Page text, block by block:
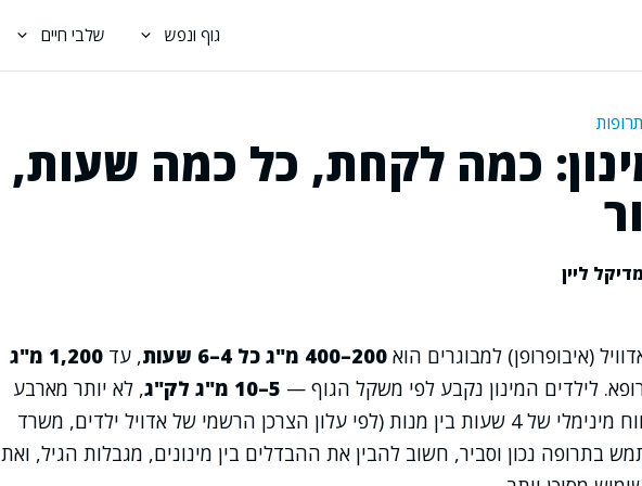
גוף ונפש שלבי חיים
כמה לקחת, כל כמה שעות,
ליין
(איבופרופן) למבוגרים הוא 200–400 מ"ג כל 4–6 שעות , עד
1,200 מ"ג
לילדים המינון נקבע לפי משקל הגוף — 5–10 מ"ג לק"ג
, לא יותר מארבע
פעמים ביום, עם מרווח מינימלי של 4 שעות בין מנות (לפי עלון הצרכן הרשמי של אדויל ילדים, משרד
בתרופה נכון וסביר, חשוב להבין את ההבדלים בין מינונים, מגבלות הגיל, ואת